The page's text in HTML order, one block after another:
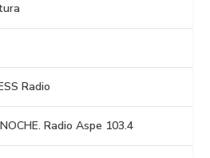
Radio
Radio Aspe 103.4